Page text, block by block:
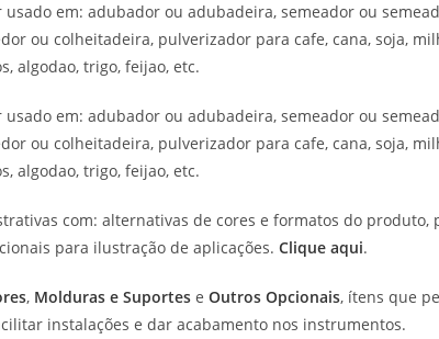
usado em: adubador ou adubadeira, semeador ou
ou colheitadeira, pulverizador para cafe, cana, soja,
algodao, trigo, feijao, etc.
usado em: adubador ou adubadeira, semeador ou
ou colheitadeira, pulverizador para cafe, cana, soja,
algodao, trigo, feijao, etc.
com: alternativas de cores e formatos do produto,
para ilustração de aplicações. Clique aqui.
, Molduras e Suportes e Outros Opcionais, ítens que
instalações e dar acabamento nos instrumentos.